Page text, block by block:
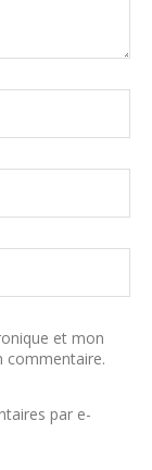
et mon
commentaire.
par e-